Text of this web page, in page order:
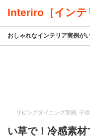
Interiro［インテ
おしゃれなインテリア実例が
リビングダイニング実例 子
い草で！冷感素